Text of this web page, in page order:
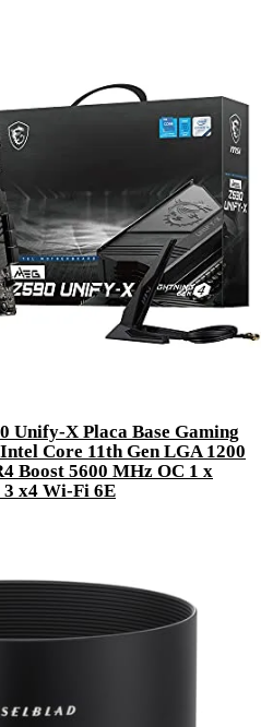
Unify-X Placa Base Gaming
Core 11th Gen LGA 1200
Boost 5600 MHz OC 1 x
3 x4 Wi-Fi 6E